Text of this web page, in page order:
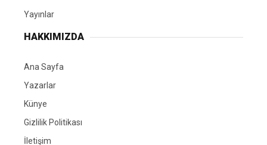
Yayınlar
HAKKIMIZDA
Ana Sayfa
Yazarlar
Künye
Gizlilik Politikası
İletişim